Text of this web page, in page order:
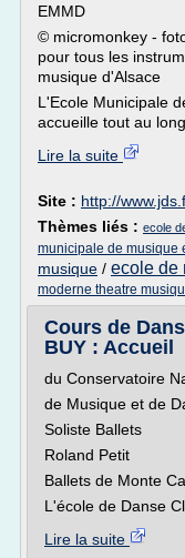
EMMD
© micromonkey -
pour tous les
musique d'Alsace
L'Ecole Municipale
accueille tout au
Lire la suite
Site : http://
Thèmes liés : ecole
municipale de musique
musique / ecole de
moderne theatre
Cours de
BUY : Accueil
du Conservatoire
de Musique et de
Soliste Ballets
Roland Petit
Ballets de Monte
L'école de Danse
Lire la suite